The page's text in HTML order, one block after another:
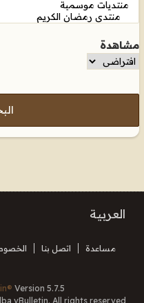
مشاهدة
العربية
مساعدة اتصل بنا
Version 5.7.5
vBulletin. All rights reserved.